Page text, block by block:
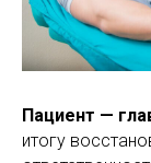
Пациент —
итогу